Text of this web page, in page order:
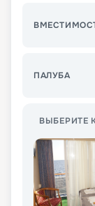
ПАЛУБА
ВЫБЕРИТЕ